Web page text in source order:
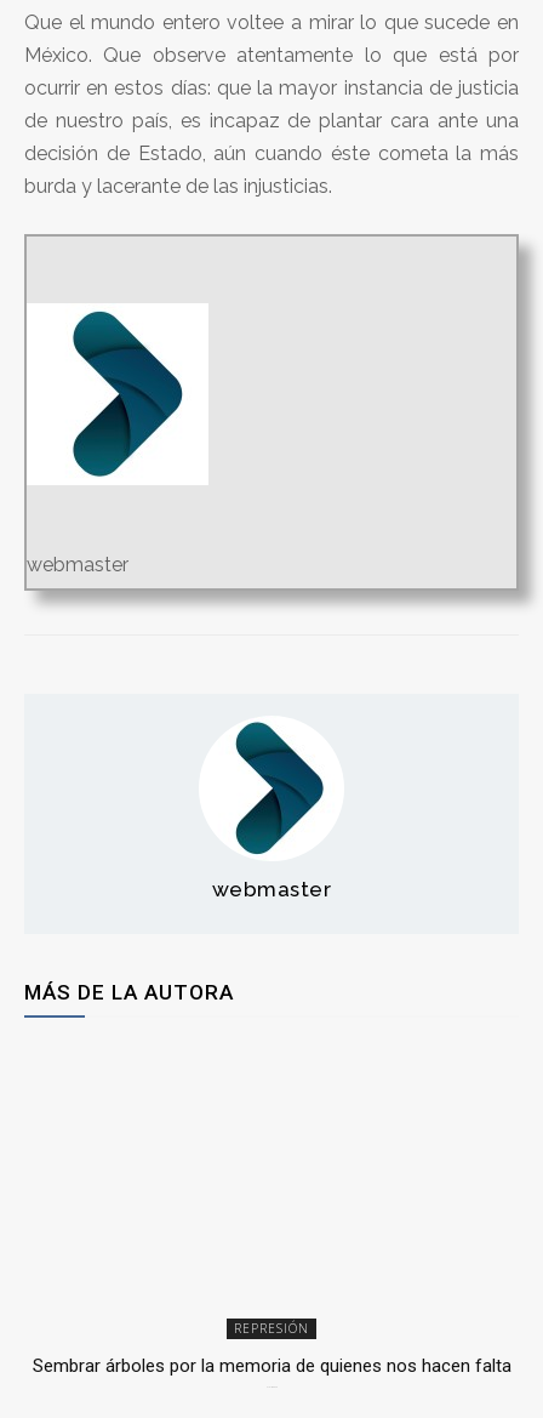
Que el mundo entero voltee a mirar lo que sucede en
México. Que observe atentamente lo que está por
ocurrir en estos días: que la mayor instancia de justicia
de nuestro país, es incapaz de plantar cara ante una
decisión de Estado, aún cuando éste cometa la más
burda y lacerante de las injusticias.
webmaster
webmaster
MÁS DE LA AUTORA
REPRESIÓN
Sembrar árboles por la memoria de quienes nos hacen falta